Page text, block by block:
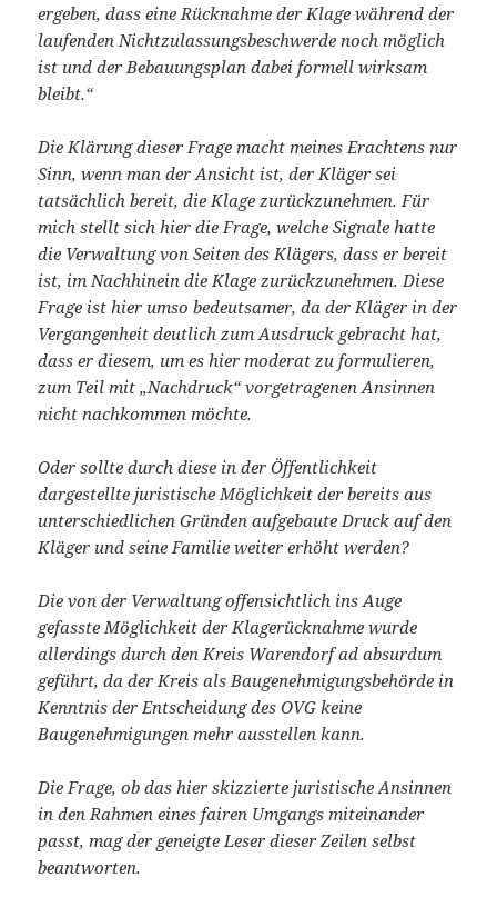
ergeben, dass eine Rücknahme der Klage während der
laufenden Nichtzulassungsbeschwerde noch möglich
ist und der Bebauungsplan dabei formell wirksam
bleibt.“
Die Klärung dieser Frage macht meines Erachtens nur
Sinn, wenn man der Ansicht ist, der Kläger sei
tatsächlich bereit, die Klage zurückzunehmen. Für
mich stellt sich hier die Frage, welche Signale hatte
die Verwaltung von Seiten des Klägers, dass er bereit
ist, im Nachhinein die Klage zurückzunehmen. Diese
Frage ist hier umso bedeutsamer, da der Kläger in der
Vergangenheit deutlich zum Ausdruck gebracht hat,
dass er diesem, um es hier moderat zu formulieren,
zum Teil mit „Nachdruck“ vorgetragenen Ansinnen
nicht nachkommen möchte.
Oder sollte durch diese in der Öffentlichkeit
dargestellte juristische Möglichkeit der bereits aus
unterschiedlichen Gründen aufgebaute Druck auf den
Kläger und seine Familie weiter erhöht werden?
Die von der Verwaltung offensichtlich ins Auge
gefasste Möglichkeit der Klagerücknahme wurde
allerdings durch den Kreis Warendorf ad absurdum
geführt, da der Kreis als Baugenehmigungsbehörde in
Kenntnis der Entscheidung des OVG keine
Baugenehmigungen mehr ausstellen kann.
Die Frage, ob das hier skizzierte juristische Ansinnen
in den Rahmen eines fairen Umgangs miteinander
passt, mag der geneigte Leser dieser Zeilen selbst
beantworten.